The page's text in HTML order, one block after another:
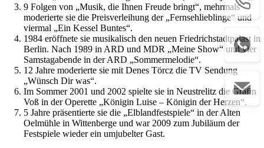
9 Folgen von „Musik, die Ihnen Freude bringt“, mehrmals
moderierte sie die Preisverleihung der „Fernsehlieblinge“ und
viermal „Ein Kessel Buntes“.
1984 eröffnete sie musikalisch den neuen Friedrichstadtpalast in
Berlin. Nach 1989 in ARD und MDR „Meine Show“ und vier
Samstagabende in der ARD „Sommermelodie“.
12 Jahre moderierte sie mit Denes Törcz die TV Sendung
„Wünsch Dir was“.
Im Sommer 2001 und 2002 spielte sie in Neustrelitz die Gräfin
Voß in der Operette „Königin Luise – Königin der Herzen“.
5 Jahre präsentierte sie die „Elblandfestspiele“ in der Alten
Oelmühle in Wittenberge und war 2009 zum Jubiläum der
Festspiele wieder ein umjubelter Gast.